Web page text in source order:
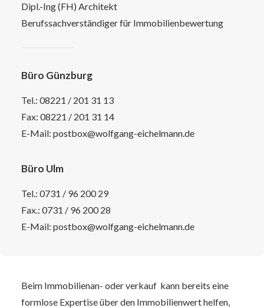
Dipl.-Ing (FH) Architekt
Berufssachverständiger für Immobilienbewertung
Büro Günzburg
Tel.: 08221 / 201 31 13
Fax: 08221 / 201 31 14
E-Mail: postbox@wolfgang-eichelmann.de
Büro Ulm
Tel.: 0731 / 96 200 29
Fax.: 0731 / 96 200 28
E-Mail: postbox@wolfgang-eichelmann.de
Beim Immobilienan- oder verkauf kann bereits eine
formlose Expertise über den Immobilienwert helfen,